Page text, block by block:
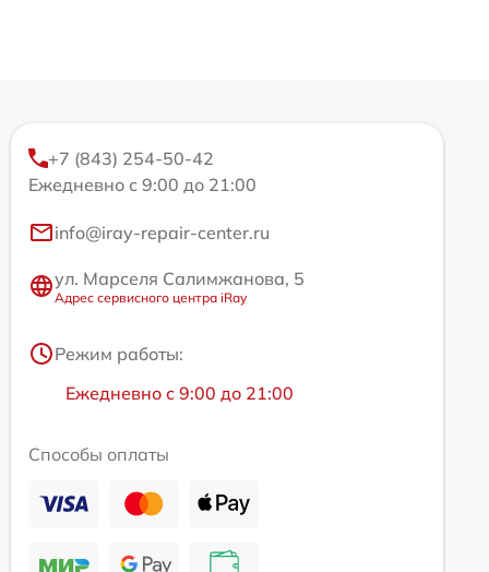
+7 (843) 254-50-42
Ежедневно с 9:00 до 21:00
info@iray-repair-center.ru
ул. Марселя Салимжанова, 5
Адрес сервисного центра iRay
Режим работы:
Ежедневно с 9:00 до 21:00
Способы оплаты